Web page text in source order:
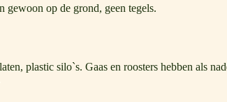
gewoon op de grond, geen tegels.
plastic silo`s. Gaas en roosters hebben als